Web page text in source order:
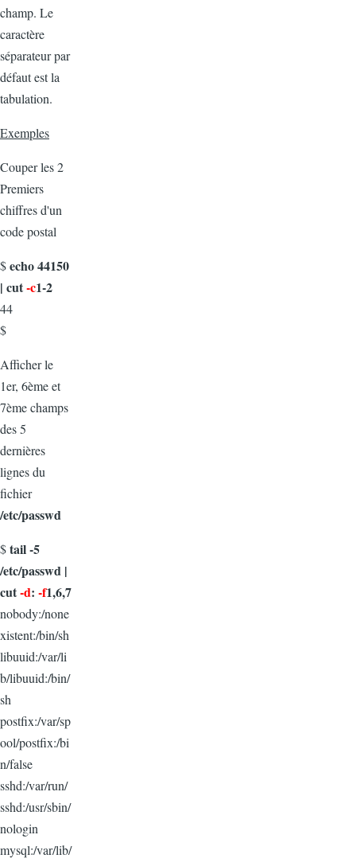
champ. Le
caractère
séparateur par
défaut est la
tabulation.
Exemples
Couper les 2
Premiers
chiffres d'un
code postal
$echo 44150
| cut-c1-2
44
$
Afficher le
1er, 6ème et
7ème champs
des 5
dernières
lignes du
fichier
/etc/passwd
$tail -5
/etc/passwd |
cut-d: -f1,6,7
nobody:/none
xistent:/bin/sh
libuuid:/var/li
b/libuuid:/bin/
sh
postfix:/var/sp
ool/postfix:/bi
n/false
sshd:/var/run/
sshd:/usr/sbin/
nologin
mysql:/var/lib/